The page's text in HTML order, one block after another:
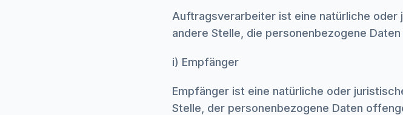
Auftragsverarbeiter ist eine natürliche oder
andere Stelle, die personenbezogene
i) Empfänger
Empfänger ist eine natürliche oder
Stelle, der personenbezogene Daten